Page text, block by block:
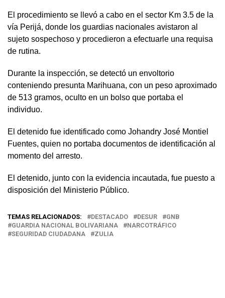
El procedimiento se llevó a cabo en el sector Km 3.5 de la
vía Perijá, donde los guardias nacionales avistaron al
sujeto sospechoso y procedieron a efectuarle una requisa
de rutina.
Durante la inspección, se detectó un envoltorio
conteniendo presunta Marihuana, con un peso aproximado
de 513 gramos, oculto en un bolso que portaba el
individuo.
El detenido fue identificado como Johandry José Montiel
Fuentes, quien no portaba documentos de identificación al
momento del arresto.
El detenido, junto con la evidencia incautada, fue puesto a
disposición del Ministerio Público.
TEMAS RELACIONADOS: DESTACADO DESUR
GNB
GUARDIA NACIONAL BOLIVARIANA
NARCOTRÁFICO
SEGURIDAD CIUDADANA
ZULIA